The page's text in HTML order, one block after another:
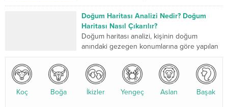
yapılan kadim bir değerlendirme sistemidir.
Son yıllarda özellikle yıldızname...
Doğum Haritası Analizi Nedir? Doğum
Haritası Nasıl Çıkarılır?
Doğum haritası analizi, kişinin doğum
anındaki gezegen konumlarına göre yapılan
analiz, karakter yapısı, ilişkiler, kariyer...
Koç Boğa İkizler Yengeç Aslan Başak